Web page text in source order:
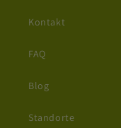
Kontakt
FAQ
Blog
Standorte